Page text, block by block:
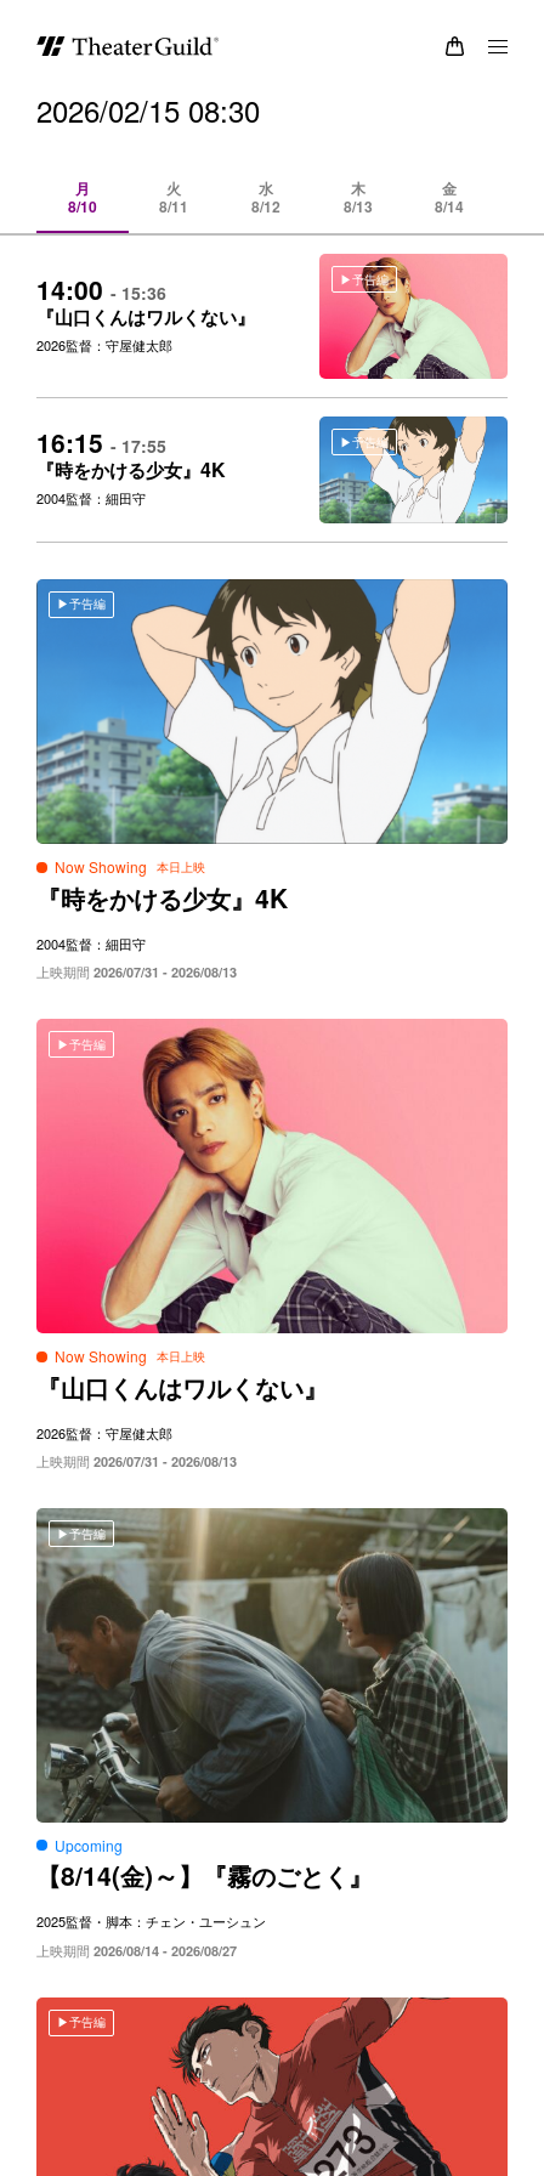
2026/02/15 08:30
月
8/10
火
8/11
水
8/12
木
8/13
金
8/14
予告編
14:00 - 15:36
『山口くんはワルくない』
2026監督：守屋健太郎
予告編
16:15 - 17:55
『時をかける少女』 4K
2004監督：細田守
予告編
Now Showing
『時をかける少女』 4K
2004監督：細田守
上映期間 2026/07/31 - 2026/08/13
予告編
Now Showing
『山口くんはワルくない』
2026監督：守屋健太郎
上映期間 2026/07/31 - 2026/08/13
予告編
Upcoming
【8/14(金)～】『霧のごとく』
2025監督・脚本：チェン・ユーシュン
上映期間 2026/08/14 - 2026/08/27
予告編